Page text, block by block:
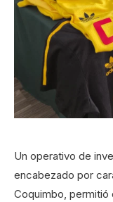
Un operativo de
encabezado por
Coquimbo, permitió